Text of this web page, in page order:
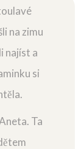
na zimu
najíst a
si
Ta